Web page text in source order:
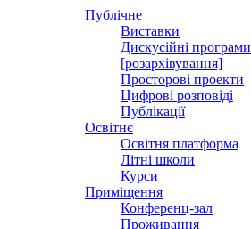
Публічне
Виставки
Дискусійні програми
[розархівування]
Просторові проекти
Цифрові розповіді
Публікації
Освітнє
Освітня платформа
Літні школи
Курси
Приміщення
Конференц-зал
Проживання